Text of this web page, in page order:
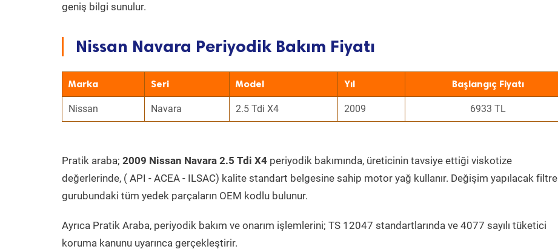
geniş bilgi sunulur.
Nissan Navara Periyodik Bakım Fiyatı
Marka Seri Model Yıl Başlangıç Fiyatı
Nissan Navara 2.5 Tdi X4 2009 6933 TL
Pratik araba; 2009 Nissan Navara 2.5 Tdi X4 periyodik bakımında, üreticinin tavsiye ettiği viskotize
değerlerinde, ( API - ACEA - ILSAC) kalite standart belgesine sahip motor yağ kullanır. Değişim yapılacak filtre
gurubundaki tüm yedek parçaların OEM kodlu bulunur.
Ayrıca Pratik Araba, periyodik bakım ve onarım işlemlerini; TS 12047 standartlarında ve 4077 sayılı tüketici
koruma kanunu uyarınca gerçekleştirir.